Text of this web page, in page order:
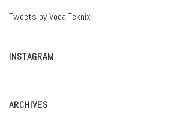
Tweets by VocalTeknix
INSTAGRAM
ARCHIVES